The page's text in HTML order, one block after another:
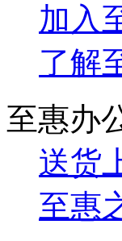
加入
了解
至惠办
送货
至惠